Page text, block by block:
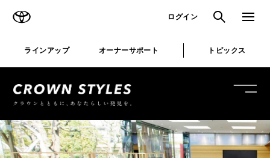
ログイン 検索 メニュ
ラインアップ オーナーサポート トピックス